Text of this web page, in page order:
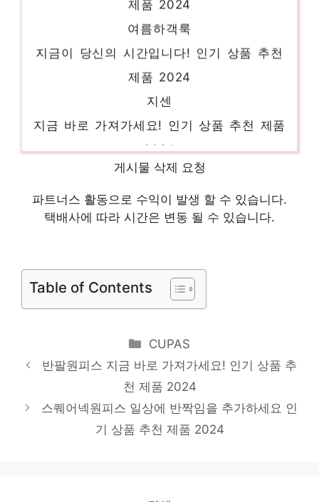
여름하객룩
지금이 당신의 시간입니다! 인기 상품 추천
제품 2024
지센
보브
제품 2024
2024
와이드청바지
쥬크블라우스
지금이 당신의 시간입니다! 인기 상품 추천
제품 2024
게시물 삭제 요청
파트너스 활동으로 수익이 발생 할 수 있습니다.
택배사에 따라 시간은 변동 될 수 있습니다.
Table of Contents
Categories
CUPAS
반팔원피스 지금 바로 가져가세요! 인기 상품 추
천 제품 2024
스퀘어넥원피스 일상에 반짝임을 추가하세요 인
기 상품 추천 제품 2024